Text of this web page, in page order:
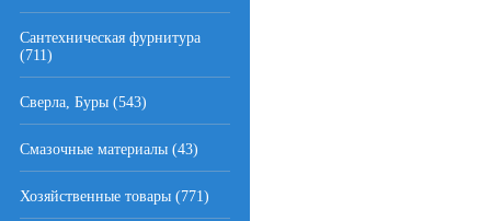
Сантехническая фурнитура
(711)
Сверла, Буры (543)
Смазочные материалы (43)
Хозяйственные товары (771)